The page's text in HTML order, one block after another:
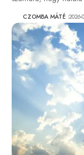
CZOMBA MÁTÉ 2026-